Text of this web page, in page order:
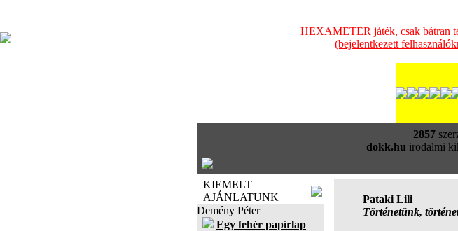
HEXAMETER játék, csak bátran
(bejelentkezett
2857
dokk.hu irodalmi
KIEMELT
AJÁNLATUNK
Demény Péter
Egy fehér papírlap
Pataki Lili
Történetünk,